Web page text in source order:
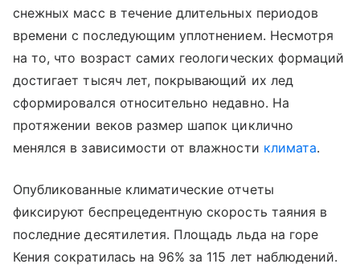
снежных масс в течение длительных периодов
времени с последующим уплотнением. Несмотря
на то, что возраст самих геологических формаций
достигает тысяч лет, покрывающий их лед
сформировался относительно недавно. На
протяжении веков размер шапок циклично
менялся в зависимости от влажности климата.
Опубликованные климатические отчеты
фиксируют беспрецедентную скорость таяния в
последние десятилетия. Площадь льда на горе
Кения сократилась на 96% за 115 лет наблюдений.